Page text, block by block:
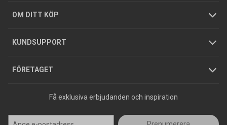
OM DITT KÖP
GDPR
KUNDSUPPORT
Köpguider
Varumärken
FÖRETAGET
Hållbarhet
Jobba hos oss
Press
Få exklusiva erbjudanden och inspiration